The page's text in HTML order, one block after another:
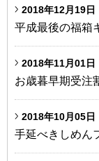
2018年12月19日
平成最後の福箱
2018年11月01日
お歳暮早期受注
2018年10月05日
手延べきしめん